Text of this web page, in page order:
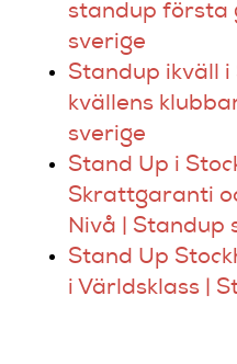
standup första
sverige
Standup ikväll i
kvällens
sverige
Stand Up i
Skrattgaranti
Nivå | Standup
Stand Up
i Världsklass |